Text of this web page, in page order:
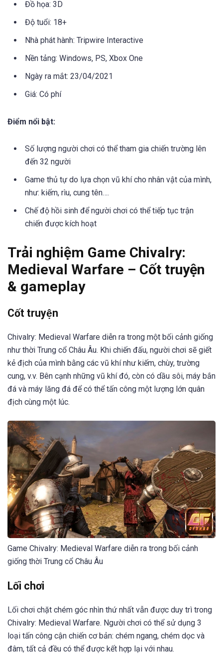
Đồ họa: 3D
Độ tuổi: 18+
Nhà phát hành: Tripwire Interactive
Nền tảng: Windows, PS, Xbox One
Ngày ra mắt: 23/04/2021
Giá: Có phí
Điểm nổi bật:
Số lượng người chơi có thể tham gia chiến trường lên
đến 32 người
Game thủ tự do lựa chọn vũ khí cho nhân vật của mình,
như: kiếm, rìu, cung tên….
Chế độ hồi sinh để người chơi có thể tiếp tục trận
chiến được kích hoạt
Trải nghiệm Game Chivalry:
Medieval Warfare – Cốt truyện
& gameplay
Cốt truyện
Chivalry: Medieval Warfare diễn ra trong một bối cảnh giống
như thời Trung cổ Châu Âu. Khi chiến đấu, người chơi sẽ giết
kẻ địch của mình bằng các vũ khí như kiếm, chùy, trường
cung, v.v. Bên cạnh những vũ khí đó, còn có dầu sôi, máy bắn
đá và máy lăng đá để có thể tấn công một lượng lớn quân
địch cùng một lúc.
Game Chivalry: Medieval Warfare diễn ra trong bối cảnh
giống thời Trung cổ Châu Âu
Lối chơi
Lối chơi chặt chém góc nhìn thứ nhất vẫn được duy trì trong
Chivalry: Medieval Warfare. Người chơi có thể sử dụng 3
loại tấn công cận chiến cơ bản: chém ngang, chém dọc và
đâm, tất cả đều có thể được kết hợp lại với nhau.